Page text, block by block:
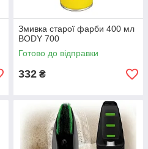
Змивка старої фарби 400 мл
BODY 700
Готово до відправки
332 ₴